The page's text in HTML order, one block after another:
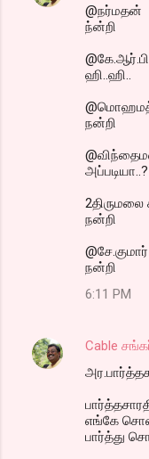
@நர்மதன்
ந்ன்றி
ஹி..ஹி..
நன்றி
அப்படியா..?
2திருமலை
நன்றி
@சே.குமார்
நன்றி
6:11 PM
Cable
எங்கே
பார்த்து